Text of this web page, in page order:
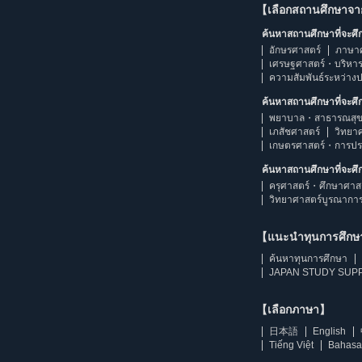
【เลือกสถานศึกษาจ
ค้นหาสถานศึกษาที่จะศึ
อักษรศาสตร์
ภาษา
เศรษฐศาสตร์・บริห
ความสัมพันธ์ระหว่าง
ค้นหาสถานศึกษาที่จะศึ
พยาบาล・สาธารณสุ
เภสัชศาสตร์
วิทยา
เกษตรศาสตร์・การป
ค้นหาสถานศึกษาที่จะศึ
ครุศาสตร์・ศึกษาศา
วิทยาศาสตร์บูรณากา
【แนะนำทุนการศึกษ
ค้นหาทุนการศึกษา
JAPAN STUDY
【เลือกภาษา】
日本語 English
Tiếng Việt